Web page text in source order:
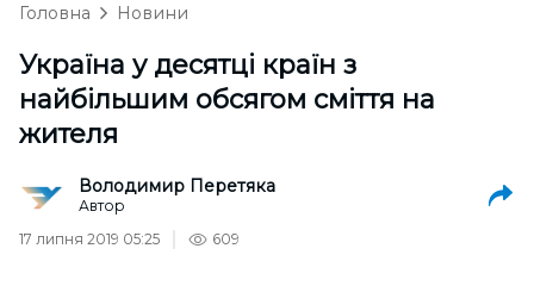
Головна Новини
Україна у десятці країн з
найбільшим обсягом сміття на
жителя
Володимир Перетяка
Автор
17 липня 2019 05:25
609